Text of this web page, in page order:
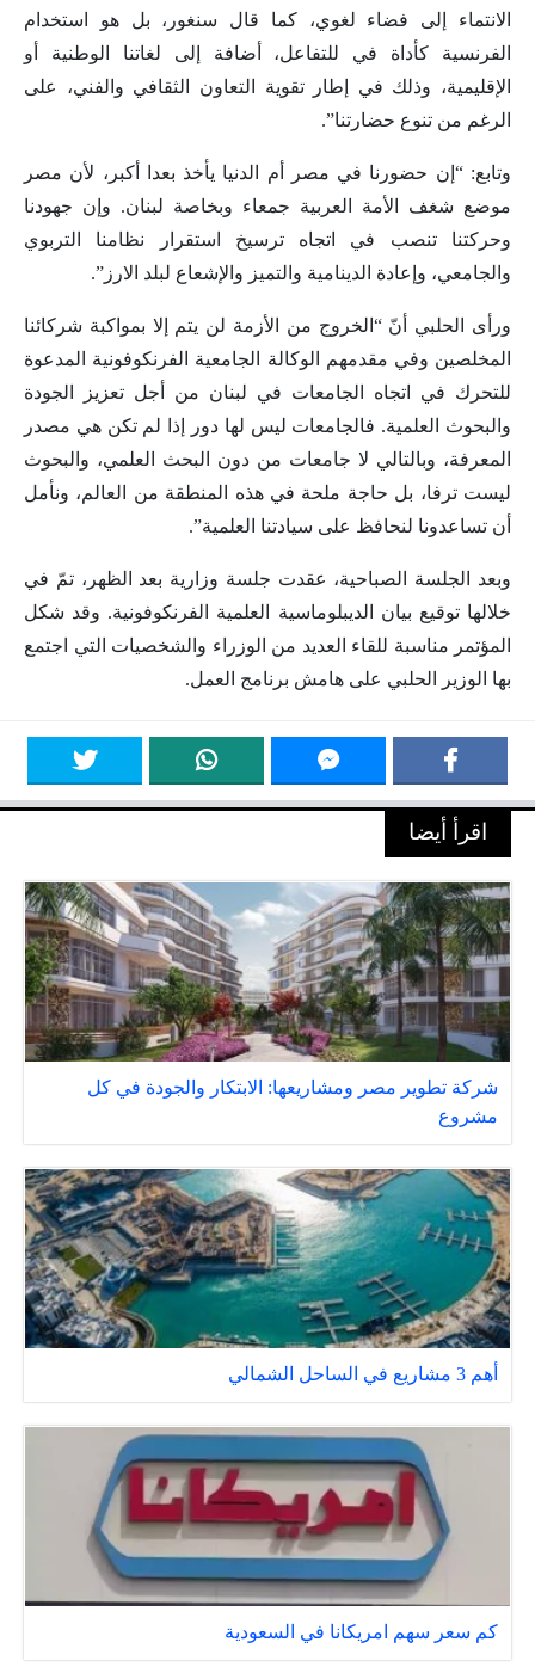
الانتماء إلى فضاء لغوي، كما قال سنغور، بل هو استخدام
الفرنسية كأداة في للتفاعل، أضافة إلى لغاتنا الوطنية أو
الإقليمية، وذلك في إطار تقوية التعاون الثقافي والفني، على
الرغم من تنوع حضارتنا”.
وتابع: “إن حضورنا في مصر أم الدنيا يأخذ بعدا أكبر، لأن مصر
موضع شغف الأمة العربية جمعاء وبخاصة لبنان. وإن جهودنا
وحركتنا تنصب في اتجاه ترسيخ استقرار نظامنا التربوي
والجامعي، وإعادة الدينامية والتميز والإشعاع لبلد الارز”.
ورأى الحلبي أنّ “الخروج من الأزمة لن يتم إلا بمواكبة شركائنا
المخلصين وفي مقدمهم الوكالة الجامعية الفرنكوفونية المدعوة
للتحرك في اتجاه الجامعات في لبنان من أجل تعزيز الجودة
والبحوث العلمية. فالجامعات ليس لها دور إذا لم تكن هي مصدر
المعرفة، وبالتالي لا جامعات من دون البحث العلمي، والبحوث
ليست ترفا، بل حاجة ملحة في هذه المنطقة من العالم، ونأمل
أن تساعدونا لنحافظ على سيادتنا العلمية”.
وبعد الجلسة الصباحية، عقدت جلسة وزارية بعد الظهر، تمّ في
خلالها توقيع بيان الديبلوماسية العلمية الفرنكوفونية. وقد شكل
المؤتمر مناسبة للقاء العديد من الوزراء والشخصيات التي اجتمع
بها الوزير الحلبي على هامش برنامج العمل.
اقرأ أيضا
شركة تطوير مصر ومشاريعها: الابتكار والجودة في كل
مشروع
أهم 3 مشاريع في الساحل الشمالي
كم سعر سهم امريكانا في السعودية